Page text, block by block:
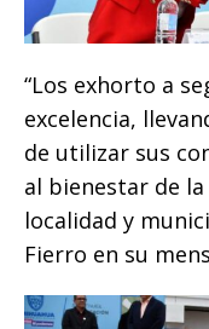
“Los exhorto a
excelencia,
de utilizar sus
al bienestar de
localidad y
Fierro en su